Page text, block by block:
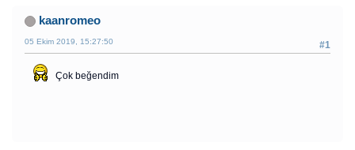
kaanromeo
#1
05 Ekim 2019, 15:27:50
Çok beğendim